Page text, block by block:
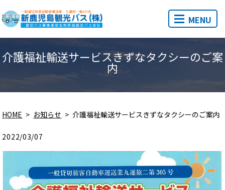
MENU
介護福祉輸送サービスきずなタクシーのご案
内
HOME お知らせ 介護福祉輸送サービスきずなタクシーのご案内
2022/03/07